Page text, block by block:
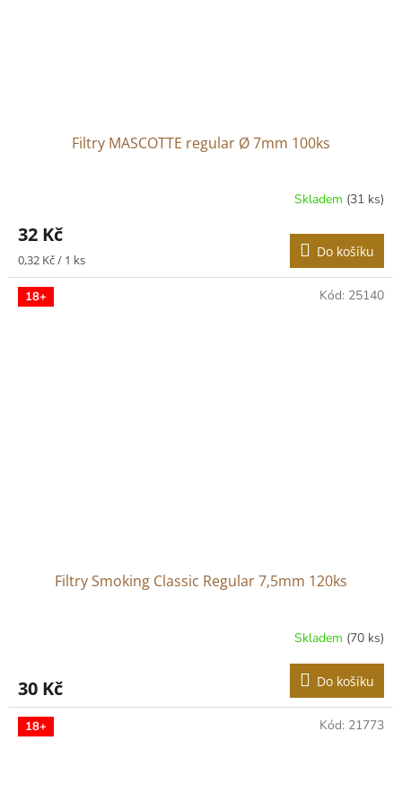
Filtry MASCOTTE regular Ø 7mm 100ks
Skladem (31 ks)
32 Kč
Měrná
cena:
0,32 Kč / 1 ks Do košíku
18+
Filtry Smoking Classic Regular 7,5mm 120ks
Skladem (70 ks)
30 Kč Do košíku
Kód: 25140
18+ Kód: 21773